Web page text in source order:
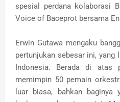
spesial perdana kolaborasi
Voice of Baceprot bersama
Erwin Gutawa mengaku
pertunjukan sebesar ini, yang
Indonesia. Berada di atas
memimpin 50 pemain
luar biasa, bahkan baginya